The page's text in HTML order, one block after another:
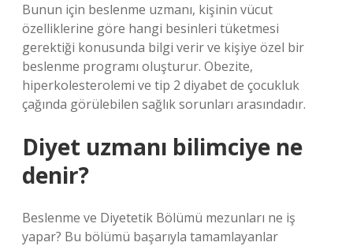
Bunun için beslenme uzmanı, kişinin vücut
özelliklerine göre hangi besinleri tüketmesi
gerektiği konusunda bilgi verir ve kişiye özel bir
beslenme programı oluşturur. Obezite,
hiperkolesterolemi ve tip 2 diyabet de çocukluk
çağında görülebilen sağlık sorunları arasındadır.
Diyet uzmanı bilimciye ne
denir?
Beslenme ve Diyetetik Bölümü mezunları ne iş
yapar? Bu bölümü başarıyla tamamlayanlar